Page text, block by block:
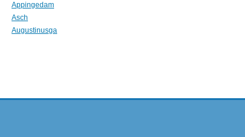
Appingedam
Asch
Augustinusga